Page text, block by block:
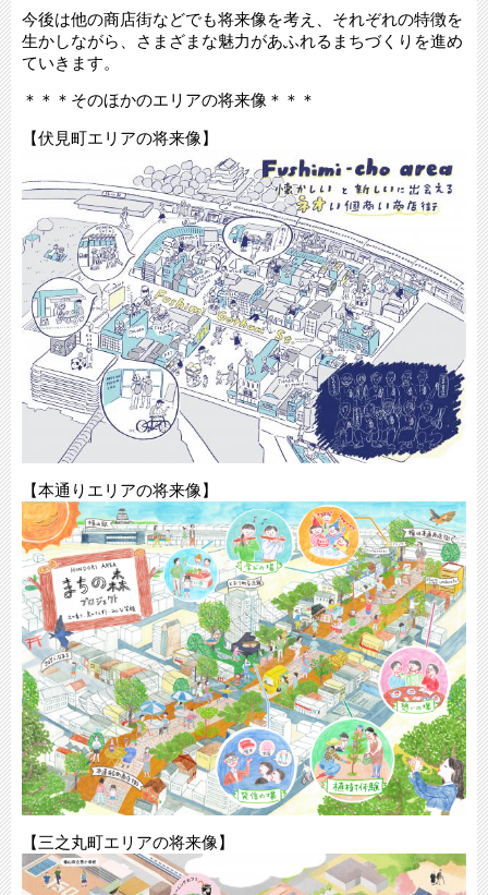
今後は他の商店街などでも将来像を考え、それぞれの特徴を
生かしながら、さまざまな魅力があふれるまちづくりを進め
ていきます。
＊＊＊そのほかのエリアの将来像＊＊＊
【伏見町エリアの将来像】
【本通りエリアの将来像】
【三之丸町エリアの将来像】